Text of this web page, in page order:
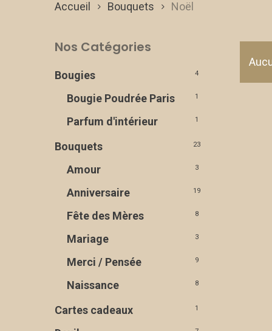
Accueil Bouquets Noël
Nos Catégories
Bougies 4
Bougie Poudrée Paris 1
Parfum d'intérieur 1
Bouquets 23
Amour 3
Anniversaire 19
Fête des Mères 8
Mariage 3
Merci / Pensée 9
Naissance 8
Cartes cadeaux 1